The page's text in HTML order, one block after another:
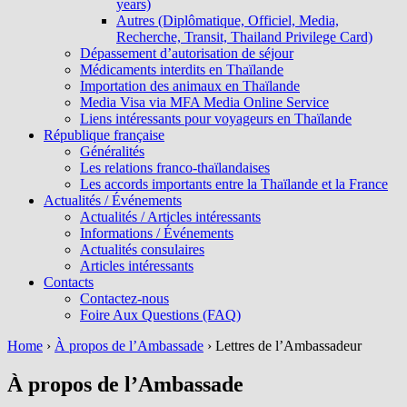
years)
Autres (Diplômatique, Officiel, Media,
Recherche, Transit, Thailand Privilege Card)
Dépassement d’autorisation de séjour
Médicaments interdits en Thaïlande
Importation des animaux en Thaïlande
Media Visa via MFA Media Online Service
Liens intéressants pour voyageurs en Thaïlande
République française
Généralités
Les relations franco-thaïlandaises
Les accords importants entre la Thaïlande et la France
Actualités / Événements
Actualités / Articles intéressants
Informations / Événements
Actualités consulaires
Articles intéressants
Contacts
Contactez-nous
Foire Aux Questions (FAQ)
Home › À propos de l’Ambassade › Lettres de l’Ambassadeur
À propos de l’Ambassade